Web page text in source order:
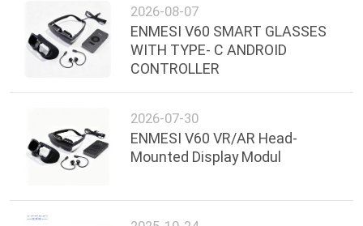
2026-08-07
ENMESI V60 SMART GLASSES
WITH TYPE- C ANDROID
CONTROLLER
2026-07-30
ENMESI V60 VR/AR Head-
Mounted Display Modul